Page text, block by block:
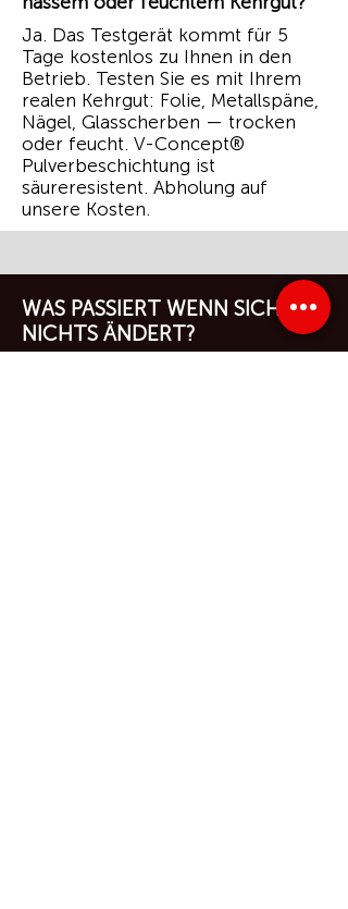
Ja. Das Testgerät kommt für 5
Tage kostenlos zu Ihnen in den
Betrieb. Testen Sie es mit Ihrem
realen Kehrgut: Folie, Metallspäne,
Nägel, Glasscherben — trocken
oder feucht. V-Concept®
Pulverbeschichtung ist
säureresistent. Abholung auf
unsere Kosten.
WAS PASSIERT WENN SICH
NICHTS ÄNDERT?